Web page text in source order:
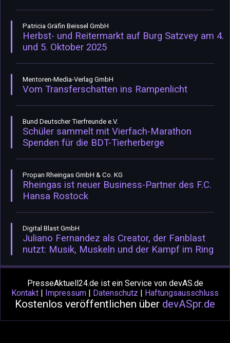
Patricia Gräfin Beissel GmbH
Herbst- und Reitermarkt auf Burg Satzvey am 4.
und 5. Oktober 2025
Mentoren-Media-Verlag GmbH
Vom Transferschatten ins Rampenlicht
Bund Deutscher Tierfreunde e.V.
Schüler sammelt mit Vierfach-Marathon
Spenden für die BDT-Tierherberge
Propan Rheingas GmbH & Co. KG
Rheingas ist neuer Business-Partner des F.C.
Hansa Rostock
Digital Blast GmbH
Juliano Fernandez als Creator, der Fanblast
nutzt: Musik, Muskeln und der Kampf im Ring
PresseAktuell24.de ist ein Service von devAS.de
Kontakt | Impressum | Datenschutz | Haftungsausschluss
Kostenlos veröffentlichen über devASpr.de